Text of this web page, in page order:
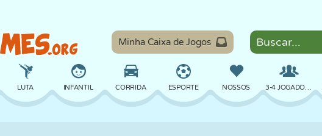
Minha Caixa de Jogos
LUTA INFANTIL CORRIDA ESPORTE NOSSOS 3-4 JOGADORES